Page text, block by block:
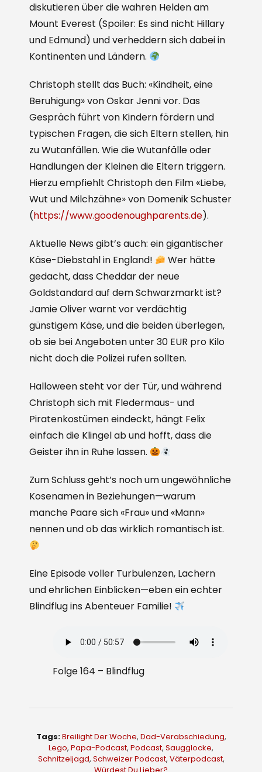
diskutieren über die wahren Helden am
Mount Everest (Spoiler: Es sind nicht Hillary
und Edmund) und verheddern sich dabei in
Kontinenten und Ländern.
Christoph stellt das Buch: «Kindheit, eine
Beruhigung» von Oskar Jenni vor. Das
Gespräch führt von Kindern fördern und
typischen Fragen, die sich Eltern stellen, hin
zu Wutanfällen. Wie die Wutanfälle oder
Handlungen der Kleinen die Eltern triggern.
Hierzu empfiehlt Christoph den Film «Liebe,
Wut und Milchzähne» von Domenik Schuster
(https://www.goodenoughparents.de).
Aktuelle News gibt’s auch: ein gigantischer
Käse-Diebstahl in England!
Wer hätte
gedacht, dass Cheddar der neue
Goldstandard auf dem Schwarzmarkt ist?
Jamie Oliver warnt vor verdächtig
günstigem Käse, und die beiden überlegen,
ob sie bei Angeboten unter 30 EUR pro Kilo
nicht doch die Polizei rufen sollten.
Halloween steht vor der Tür, und während
Christoph sich mit Fledermaus- und
Piratenkostümen eindeckt, hängt Felix
einfach die Klingel ab und hofft, dass die
Geister ihn in Ruhe lassen.
Zum Schluss geht’s noch um ungewöhnliche
Kosenamen in Beziehungen—warum
manche Paare sich «Frau» und «Mann»
nennen und ob das wirklich romantisch ist.
Eine Episode voller Turbulenzen, Lachern
und ehrlichen Einblicken—eben ein echter
Blindflug ins Abenteuer Familie!
Folge 164 – Blindflug
Tags:Breilight Der Woche, Dad-Verabschiedung,
Lego, Papa-Podcast, Podcast, Saugglocke,
Schnitzeljagd, Schweizer Podcast, Väterpodcast,